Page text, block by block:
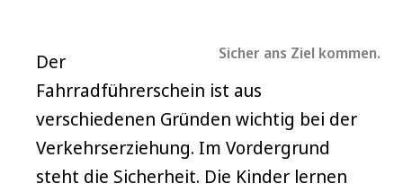
Sicher ans Ziel kommen.
Der
Fahrradführerschein ist aus
verschiedenen Gründen wichtig bei der
Verkehrserziehung. Im Vordergrund
steht die Sicherheit. Die Kinder lernen